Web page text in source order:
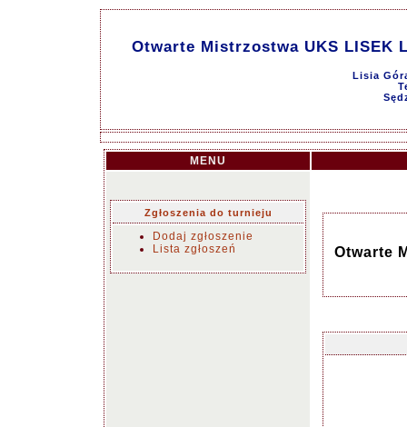
Otwarte Mistrzostwa UKS LISEK
Lisia
MENU
Zgłoszenia do turnieju
Dodaj zgłoszenie
Lista zgłoszeń
Otwarte